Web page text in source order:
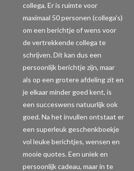
collega. Er is ruimte voor
maximaal 50 personen (collega's)
om een berichtje of wens voor
de vertrekkende collega te
schrijven. Dit kan dus een
persoonlijk berichtje zijn, maar
als op een grotere afdeling zit en
je elkaar minder goed kent, is
een succeswens natuurlijk ook
goed. Na het invullen ontstaat er
een superleuk geschenkboekje
vol leuke berichtjes, wensen en
mooie quotes. Een uniek en
persoonlijk cadeau, maar in te